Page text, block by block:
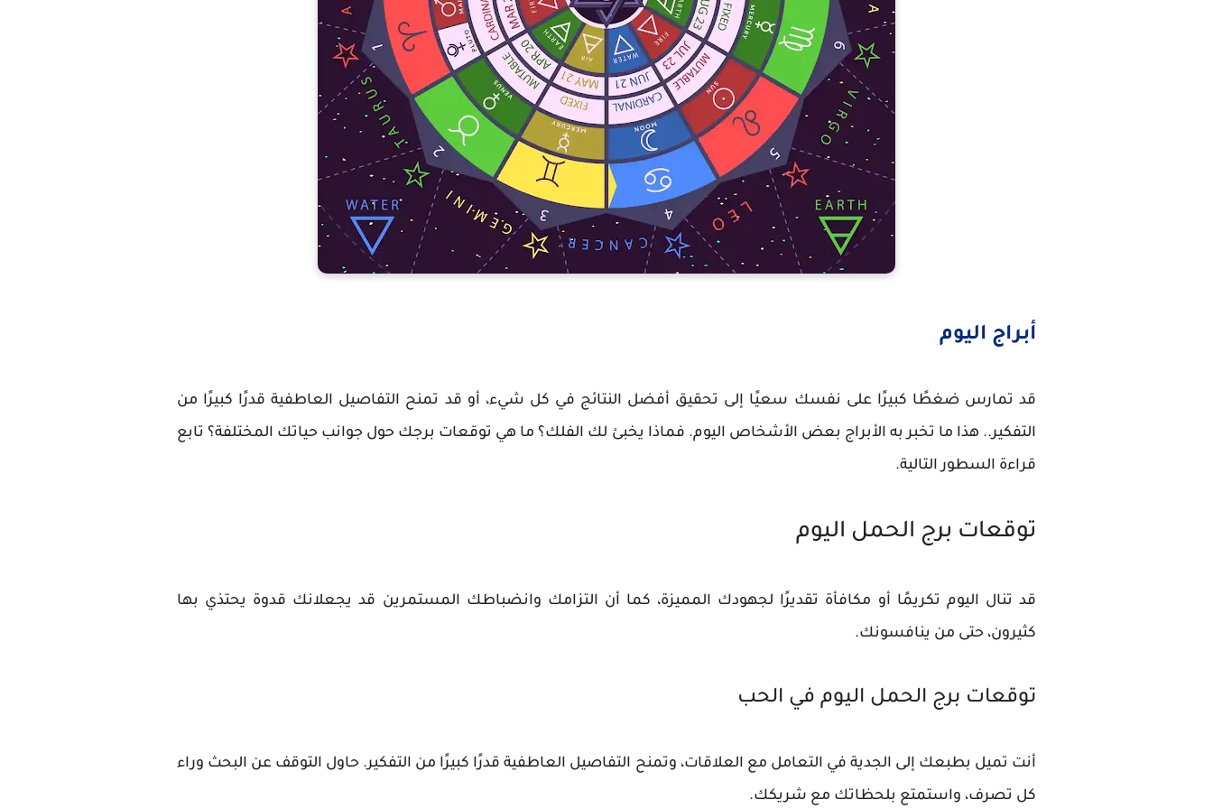
أبراج اليوم
قد تمارس ضغطًا كبيرًا على نفسك سعيًا إلى تحقيق أفضل النتائج في كل شيء، أو قد تمنح التفاصيل العاطفية قدرًا كبيرًا من
التفكير.. هذا ما تخبر به الأبراج بعض الأشخاص اليوم. فماذا يخبئ لك الفلك؟ ما هي توقعات برجك حول جوانب حياتك المختلفة؟ تابع
قراءة السطور التالية.
توقعات برج الحمل اليوم
قد تنال اليوم تكريمًا أو مكافأة تقديرًا لجهودك المميزة، كما أن التزامك وانضباطك المستمرين قد يجعلانك قدوة يحتذي بها
كثيرون، حتى من ينافسونك.
توقعات برج الحمل اليوم في الحب
أنت تميل بطبعك إلى الجدية في التعامل مع العلاقات، وتمنح التفاصيل العاطفية قدرًا كبيرًا من التفكير. حاول التوقف عن البحث وراء
كل تصرف، واستمتع بلحظاتك مع شريكك.